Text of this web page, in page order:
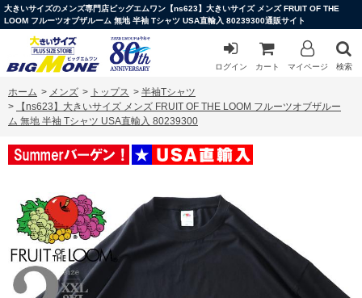
大きいサイズのメンズ専門店ビッグエムワン【ns623】大きいサイズ メンズ FRUIT OF THE
LOOM フルーツオブザルーム 無地 半袖 Tシャツ USA直輸入 80239300通販サイト
ログイン カート マイページ 検索
ホーム > メンズ > トップス > 半袖Tシャツ
>
【ns623】大きいサイズ メンズ FRUIT OF THE LOOM フルーツオブザルー
ム 無地 半袖 Tシャツ USA直輸入 80239300